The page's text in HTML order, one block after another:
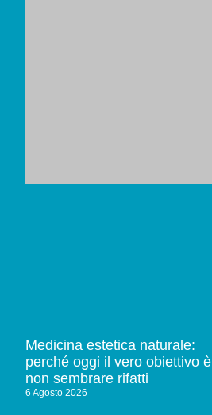
Medicina estetica naturale:
perché oggi il vero obiettivo è
non sembrare rifatti
6 Agosto 2026